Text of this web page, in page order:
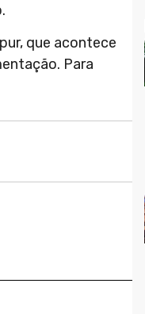
que acontece
Para